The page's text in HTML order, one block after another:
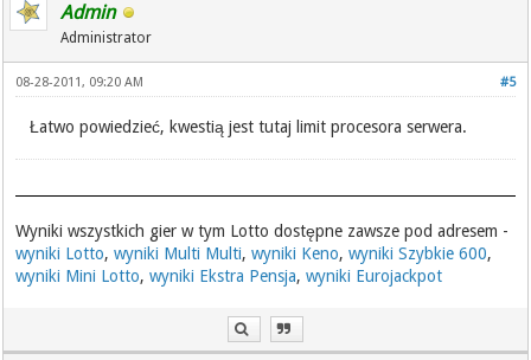
Admin
Administrator
#5
08-28-2011, 09:20 AM
Łatwo powiedzieć, kwestią jest tutaj limit procesora serwera.
Wyniki wszystkich gier w tym Lotto dostępne zawsze pod adresem -
wyniki Lotto,wyniki Multi Multi,wyniki Keno,wyniki Szybkie 600,
wyniki Mini Lotto,wyniki Ekstra Pensja,wyniki Eurojackpot